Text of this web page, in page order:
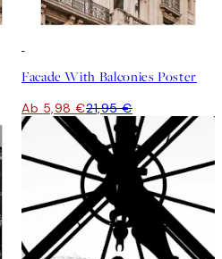
Facade With Balconies Poster
Ab 5,98 €21,95 €